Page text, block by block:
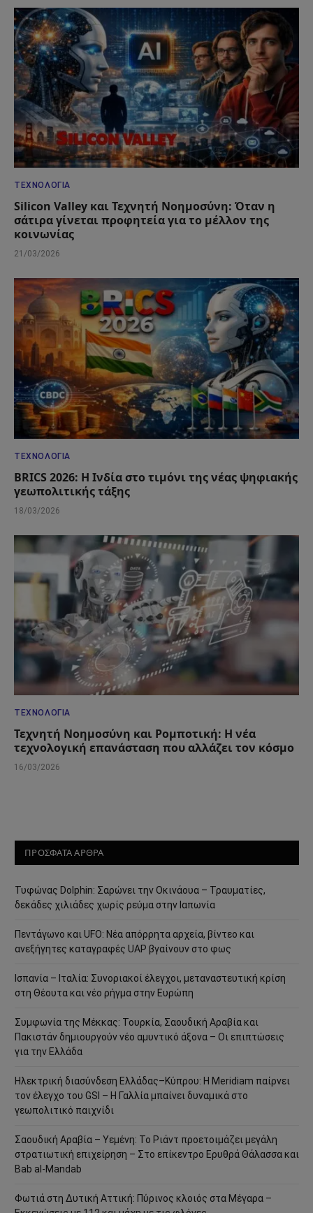
ΤΕΧΝΟΛΟΓΊΑ
Silicon Valley και Τεχνητή Νοημοσύνη: Όταν η
σάτιρα γίνεται προφητεία για το μέλλον της
κοινωνίας
21/03/2026
ΤΕΧΝΟΛΟΓΊΑ
BRICS 2026: Η Ινδία στο τιμόνι της νέας ψηφιακής
γεωπολιτικής τάξης
18/03/2026
ΤΕΧΝΟΛΟΓΊΑ
Τεχνητή Νοημοσύνη και Ρομποτική: Η νέα
τεχνολογική επανάσταση που αλλάζει τον κόσμο
16/03/2026
ΠΡΟΣΦΑΤΑ ΑΡΘΡΑ
Τυφώνας Dolphin: Σαρώνει την Οκινάουα – Τραυματίες,
δεκάδες χιλιάδες χωρίς ρεύμα στην Ιαπωνία
Πεντάγωνο και UFO: Νέα απόρρητα αρχεία, βίντεο και
ανεξήγητες καταγραφές UAP βγαίνουν στο φως
Ισπανία – Ιταλία: Συνοριακοί έλεγχοι, μεταναστευτική κρίση
στη Θέουτα και νέο ρήγμα στην Ευρώπη
Συμφωνία της Μέκκας: Τουρκία, Σαουδική Αραβία και
Πακιστάν δημιουργούν νέο αμυντικό άξονα – Οι επιπτώσεις
για την Ελλάδα
Ηλεκτρική διασύνδεση Ελλάδας–Κύπρου: Η Meridiam παίρνει
τον έλεγχο του GSI – Η Γαλλία μπαίνει δυναμικά στο
γεωπολιτικό παιχνίδι
Σαουδική Αραβία – Υεμένη: Το Ριάντ προετοιμάζει μεγάλη
στρατιωτική επιχείρηση – Στο επίκεντρο Ερυθρά Θάλασσα και
Bab al-Mandab
Φωτιά στη Δυτική Αττική: Πύρινος κλοιός στα Μέγαρα –